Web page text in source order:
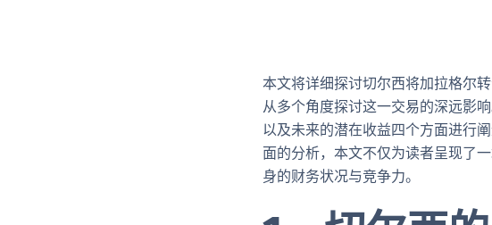
本文将详细探讨切尔西将加拉格尔
从多个角度探讨这一交易的深远影
以及未来的潜在收益四个方面进行
面的分析，本文不仅为读者呈现了
身的财务状况与竞争力。